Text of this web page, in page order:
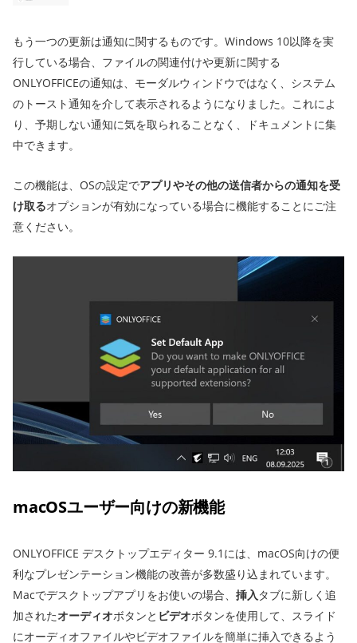
もう一つの更新は通知に関するものです。Windows 10以降を実
行している場合、ファイルの関連付けや更新に関する
ONLYOFFICEの通知は、モーダルウィンドウではなく、システム
のトースト通知を介して表示されるようになりました。これによ
り、予期しない通知に気を取られることなく、ドキュメントに集
中できます。
この機能は、OSの設定でアプリやその他の送信者からの通知を受
け取るオプションが有効になっている場合に機能することにご注
意ください。
macOSユーザー向けの新機能
ONLYOFFICE デスクトップエディター 9.1には、macOS向けの便
利なプレゼンテーション機能の改善が多数盛り込まれています。
Macでデスクトップアプリをお使いの場合、 挿入 タブに新しく追
加されたオーディオボタンと ビデオボタンを使用して、スライド
にオーディオファイルやビデオファイルを簡単に挿入できるよう